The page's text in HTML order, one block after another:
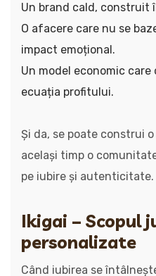
Un brand cald, construit
O afacere care nu se
impact emoțional.
Un model economic
ecuația profitului.
Și da, se poate construi
același timp o
pe iubire și autenticitate.
Ikigai – Scopul
personalizate
Când iubirea se